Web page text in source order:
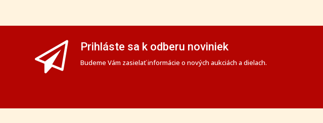
Prihláste sa k odberu noviniek
Budeme Vám zasielať informácie o nových aukciách a dielach.